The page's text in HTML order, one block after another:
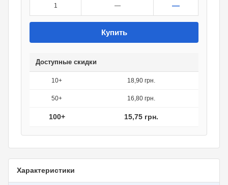
1 — —
Купить
Доступные скидки
10+ 18,90 грн.
50+ 16,80 грн.
100+ 15,75 грн.
Характеристики